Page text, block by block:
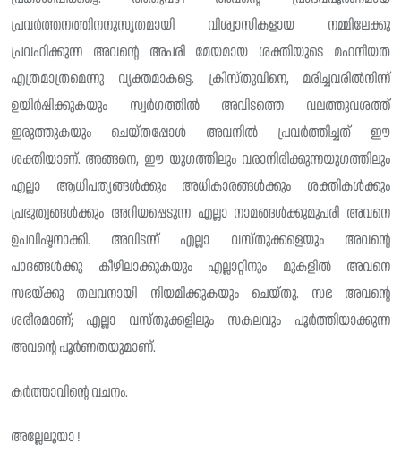
പ്രവർത്തനത്തിനനുസൃതമായി വിശ്വാസികളായ നമ്മിലേക്കു
പ്രവഹിക്കുന്ന അവന്റെ അപരി മേയമായ ശക്തിയുടെ മഹനീയത
എത്രമാത്രമെന്നു വ്യക്തമാകട്ടെ. ക്രിസ്തുവിനെ, മരിച്ചവരിൽനിന്ന്
ഉയിർപ്പിക്കുകയും സ്വർഗത്തിൽ അവിടത്തെ വലത്തുവശത്ത്
ഇരുത്തുകയും ചെയ്തപ്പോൾ അവനിൽ പ്രവർത്തിച്ചത് ഈ
ശക്തിയാണ്. അങ്ങനെ, ഈ യുഗത്തിലും വരാനിരിക്കുന്നയുഗത്തിലും
എല്ലാ ആധിപത്യങ്ങൾക്കും അധികാരങ്ങൾക്കും ശക്തികൾക്കും
പ്രഭുത്വങ്ങൾക്കും അറിയപ്പെടുന്ന എല്ലാ നാമങ്ങൾക്കുമുപരി അവനെ
ഉപവിഷ്ടനാക്കി. അവിടന്ന് എല്ലാ വസ്‌തുക്കളെയും അവന്റെ
പാദങ്ങൾക്കു കീഴിലാക്കുകയും എല്ലാറ്റിനും മുകളിൽ അവനെ
സഭയ്ക്കു തലവനായി നിയമിക്കുകയും ചെയ്തു. സഭ അവന്റെ
ശരീരമാണ്; എല്ലാ വസ്തുക്കളിലും സകലവും പൂർത്തിയാക്കുന്ന
അവന്റെ പൂർണതയുമാണ്.
കർത്താവിൻ്റെ വചനം.
അല്ലേലൂയാ !